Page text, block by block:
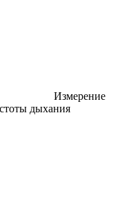
Измерение
дыхания